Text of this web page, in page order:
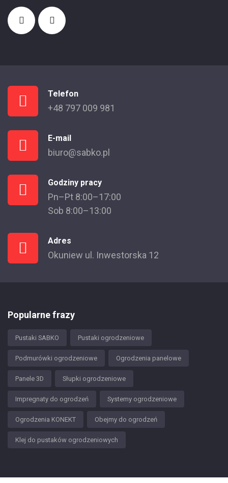
Telefon
+48 797 009 981
E-mail
biuro@sabko.pl
Godziny pracy
Pn–Pt 8:00–17:00
Sob 8:00–13:00
Adres
Okuniew ul. Inwestorska 12
Popularne frazy
Pustaki SABKO Pustaki ogrodzeniowe
Podmurówki ogrodzeniowe Ogrodzenia panelowe
Panele 3D Słupki ogrodzeniowe
Impregnaty do ogrodzeń Systemy ogrodzeniowe
Ogrodzenia KONEKT Obejmy do ogrodzeń
Klej do pustaków ogrodzeniowych